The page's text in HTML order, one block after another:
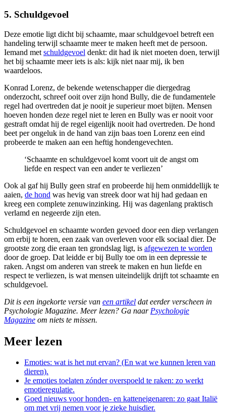
5. Schuldgevoel
Deze emotie ligt dicht bij schaamte, maar schuldgevoel betreft een
handeling terwijl schaamte meer te maken heeft met de persoon.
Iemand met schuldgevoel denkt: dit had ik niet moeten doen, terwijl
het bij schaamte meer iets is als: kijk niet naar mij, ik ben
waardeloos.
Konrad Lorenz, de bekende wetenschapper die diergedrag
onderzocht, schreef ooit over zijn hond Bully, die de fundamentele
regel had overtreden dat je nooit je superieur moet bijten. Mensen
hoeven honden deze regel niet te leren en Bully was er nooit voor
gestraft omdat hij de regel eigenlijk nooit had overtreden. De hond
beet per ongeluk in de hand van zijn baas toen Lorenz een eind
probeerde te maken aan een heftig hondengevechten.
‘Schaamte en schuldgevoel komt voort uit de angst om
liefde en respect van een ander te verliezen’
Ook al gaf hij Bully geen straf en probeerde hij hem onmiddellijk te
aaien, de hond was hevig van streek door wat hij had gedaan en
kreeg een complete zenuwinzinking. Hij was dagenlang praktisch
verlamd en negeerde zijn eten.
Schuldgevoel en schaamte worden gevoed door een diep verlangen
om erbij te horen, een zaak van overleven voor elk sociaal dier. De
grootste zorg die eraan ten grondslag ligt, is afgewezen te worden
door de groep. Dat leidde er bij Bully toe om in een depressie te
raken. Angst om anderen van streek te maken en hun liefde en
respect te verliezen, is wat mensen uiteindelijk drijft tot schaamte en
schuldgevoel.
Dit is een ingekorte versie van een artikel dat eerder verscheen in
Psychologie Magazine. Meer lezen? Ga naar Psychologie
Magazine om niets te missen.
Meer lezen
Emoties: wat is het nut ervan? (En wat we kunnen leren van
dieren).
Je emoties toelaten zónder overspoeld te raken: zo werkt
emotieregulatie.
Goed nieuws voor honden- en katteneigenaren: zo gaat Italië
om met vrij nemen voor je zieke huisdier.